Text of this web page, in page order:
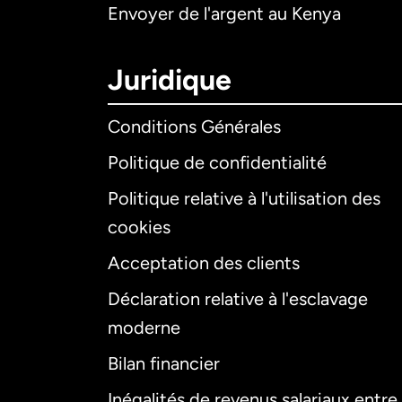
Envoyer de l'argent au Kenya
Juridique
Conditions Générales
Politique de confidentialité
Politique relative à l'utilisation des
cookies
Acceptation des clients
Déclaration relative à l'esclavage
moderne
Bilan financier